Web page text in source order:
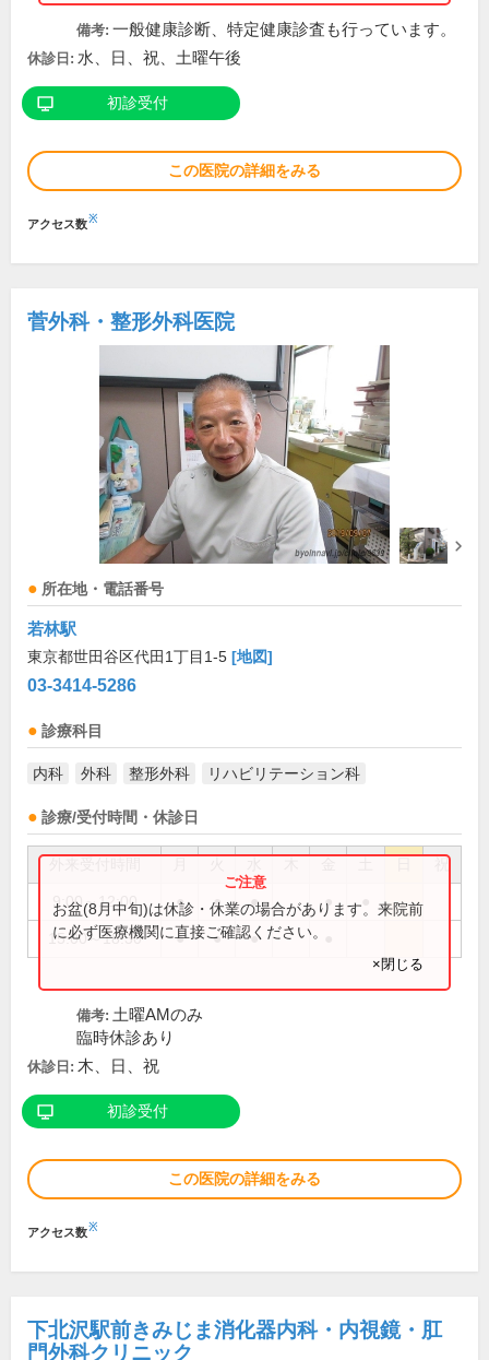
備考: 一般健康診断、特定健康診査も行っています。
休診日: 水、日、祝、土曜午後
初診受付
この医院の詳細をみる
アクセス数※
菅外科・整形外科医院
所在地・電話番号
若林駅
東京都世田谷区代田1丁目1-5 [地図]
03-3414-5286
診療科目
内科 外科 整形外科 リハビリテーション科
診療/受付時間・休診日
祝
9:00～12:00 ● ● ● ●
15:00～18:30 ● ● ●
お盆(8月中旬)は休診・休業の場合があります。来院前
に必ず医療機関に直接ご確認ください。
×閉じる
備考: 土曜AMのみ
臨時休診あり
休診日: 木、日、祝
初診受付
この医院の詳細をみる
アクセス数※
下北沢駅前きみじま消化器内科・内視鏡・肛
門外科クリニック